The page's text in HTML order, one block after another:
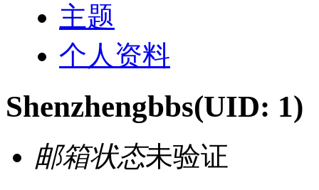
主题
个人资料
Shenzhengbbs(UID: 1)
邮箱状态未验证